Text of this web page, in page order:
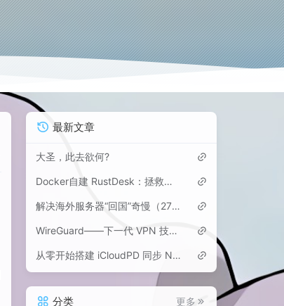
最新文章
大圣，此去欲何?
Docker自建 RustDesk：拯救海外党，告别Mac VNC卡顿与向日葵等“跨境收费”
解决海外服务器“回国”奇慢（27kbps）的终极方案：Hysteria 2 + 1Panel 多用户部署
WireGuard——下一代 VPN 技术的轻盈革命
从零开始搭建 iCloudPD 同步 Nextcloud 的私有云解决方案
分类 更多